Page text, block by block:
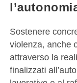
Sostenere
violenza, anche
attraverso la
finalizzati